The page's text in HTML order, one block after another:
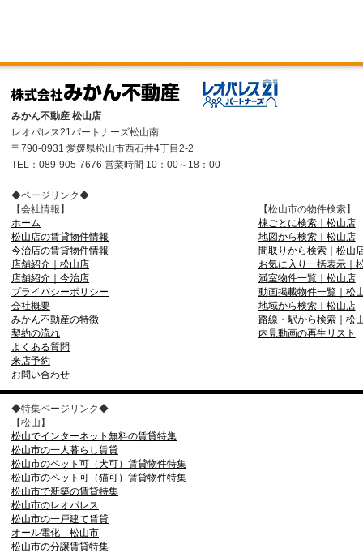
みかん不動産 松山店
レオパレス21パートナーズ松山南
〒790-0931 愛媛県松山市西石井4丁目2-2
TEL：089-905-7676 営業時間 10：00～18：00
◆ページリンク◆
【会社情報】
ホーム
松山店の賃貸物件情報
今治店の賃貸物件情報
店舗紹介｜松山店
店舗紹介｜今治店
プライバシーポリシー
会社概要
みかん不動産の特徴
契約の流れ
よくある質問
来店予約
お問い合わせ
【松山市の物件検索】
棟ごとに検索｜松山店
地図から検索｜松山店
間取りから検索｜松山
お気に入り一括表示｜
満室物件一覧｜松山店
動画掲載物件一覧｜松
地域から検索｜松山店
路線・駅から検索｜松
内見動画の再生リスト
◆特集ページリンク◆
【松山】
松山でインターネット無料の賃貸特集
松山市の一人暮らし賃貸
松山市のペット可（犬可）賃貸物件特集
松山市のペット可（猫可）賃貸物件特集
松山市で新築の賃貸特集
松山市のレオパレス
松山市の一戸建て賃貸
オール電化 松山市
松山市の分譲賃貸特集